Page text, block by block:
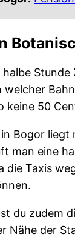
Stunde
welcher
keine 50
Bogor
man eine
die Taxis
du zudem
Nähe der